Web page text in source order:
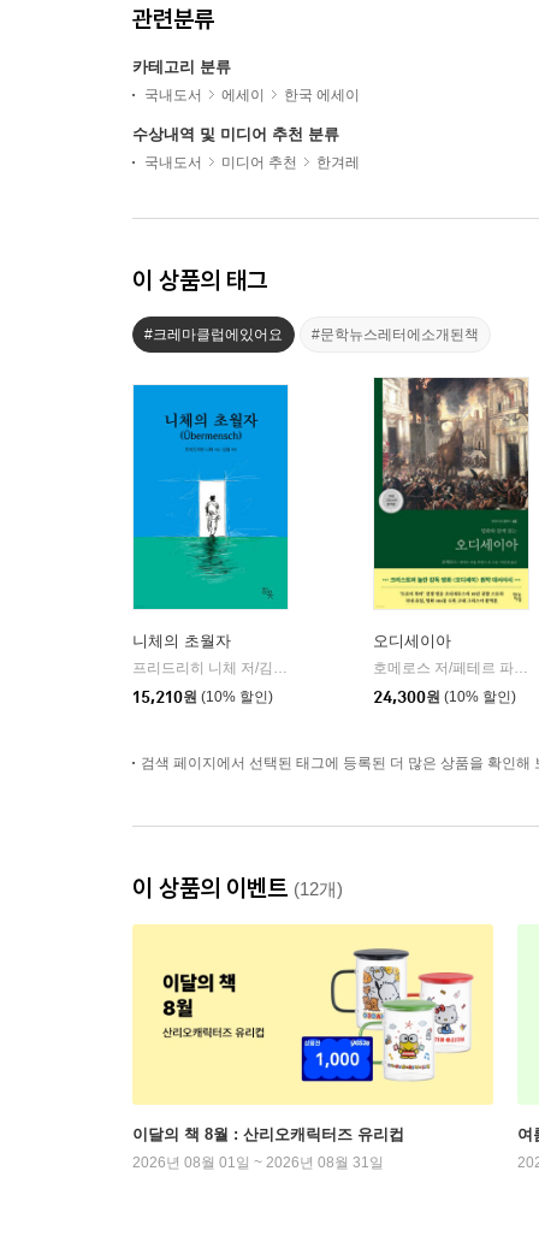
관련분류
카테고리 분류
국내도서 에세이 한국 에세이
수상내역 및 미디어 추천 분류
국내도서 미디어 추천 한겨레
이 상품의 태그
#크레마클럽에있어요 #문학뉴스레터에소개된책
니체의 초월자
15,210원 (10% 할인)
오디세이아
24,300원 (10% 할인)
검색 페이지에서 선택된 태그에 등록된 더 많은 상품을 확인해
이 상품의 이벤트 (12개)
이달의 책 8월 : 산리오캐릭터즈 유리컵
2026년 08월 01일 ~ 2026년 08월 31일
여